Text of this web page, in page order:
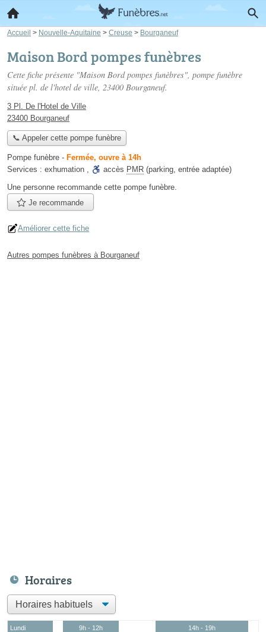
Accueil > Nouvelle-Aquitaine > Creuse > Bourganeuf
Maison Bord pompes funèbres
Cette fiche présente "Maison Bord pompes funèbres", pompe funèbre
située pl. de l'hotel de ville, 23400 Bourganeuf.
3 Pl. De l'Hotel de Ville
23400 Bourganeuf
📞 Appeler cette pompe funèbre
Pompe funèbre - Fermée, ouvre à 14h
Services : exhumation , accès PMR (parking, entrée adaptée)
Une personne recommande cette pompe funèbre.
Je recommande
Améliorer cette fiche
Autres pompes funèbres à Bourganeuf
Horaires
Lundi 9h - 12h
14h - 19h